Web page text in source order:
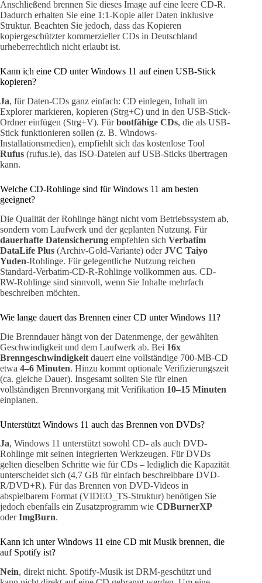
Anschließend brennen Sie dieses Image auf eine leere CD-R.
Dadurch erhalten Sie eine 1:1-Kopie aller Daten inklusive
Struktur. Beachten Sie jedoch, dass das Kopieren
kopiergeschützter kommerzieller CDs in Deutschland
urheberrechtlich nicht erlaubt ist.
Kann ich eine CD unter Windows 11 auf einen USB-Stick
kopieren?
Ja, für Daten-CDs ganz einfach: CD einlegen, Inhalt im
Explorer markieren, kopieren (Strg+C) und in den USB-Stick-
Ordner einfügen (Strg+V). Fürbootfähige CDs, die als USB-
Stick funktionieren sollen (z. B. Windows-
Installationsmedien), empfiehlt sich das kostenlose Tool
Rufus (rufus.ie), das ISO-Dateien auf USB-Sticks übertragen
kann.
Welche CD-Rohlinge sind für Windows 11 am besten
geeignet?
Die Qualität der Rohlinge hängt nicht vom Betriebssystem ab,
sondern vom Laufwerk und der geplanten Nutzung. Für
dauerhafte Datensicherung empfehlen sich Verbatim
DataLife Plus (Archiv-Gold-Variante) oderJVC Taiyo
Yuden-Rohlinge. Für gelegentliche Nutzung reichen
Standard-Verbatim-CD-R-Rohlinge vollkommen aus. CD-
RW-Rohlinge sind sinnvoll, wenn Sie Inhalte mehrfach
beschreiben möchten.
Wie lange dauert das Brennen einer CD unter Windows 11?
Die Brenndauer hängt von der Datenmenge, der gewählten
Geschwindigkeit und dem Laufwerk ab. Bei 16x
Brenngeschwindigkeit dauert eine vollständige 700-MB-CD
etwa 4–6 Minuten. Hinzu kommt optionale Verifizierungszeit
(ca. gleiche Dauer). Insgesamt sollten Sie für einen
vollständigen Brennvorgang mit Verifikation 10–15 Minuten
einplanen.
Unterstützt Windows 11 auch das Brennen von DVDs?
Ja, Windows 11 unterstützt sowohl CD- als auch DVD-
Rohlinge mit seinen integrierten Werkzeugen. Für DVDs
gelten dieselben Schritte wie für CDs – lediglich die Kapazität
unterscheidet sich (4,7 GB für einfach beschreibbare DVD-
R/DVD+R). Für das Brennen von DVD-Videos in
abspielbarem Format (VIDEO_TS-Struktur) benötigen Sie
jedoch ebenfalls ein Zusatzprogramm wie CDBurnerXP
oderImgBurn.
Kann ich unter Windows 11 eine CD mit Musik brennen, die
auf Spotify ist?
Nein, direkt nicht. Spotify-Musik ist DRM-geschützt und